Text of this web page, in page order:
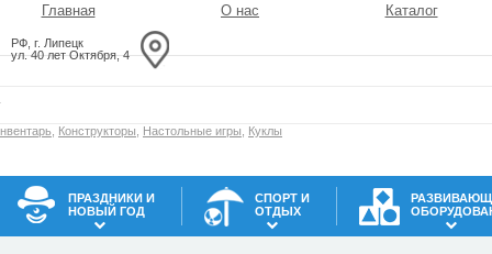
Главная О нас Каталог
РФ, г. Липецк
ул. 40 лет Октября, 4
Конструкторы Настольные игры Куклы
ПРАЗДНИКИ И
НОВЫЙ ГОД
СПОРТ И
ОТДЫХ